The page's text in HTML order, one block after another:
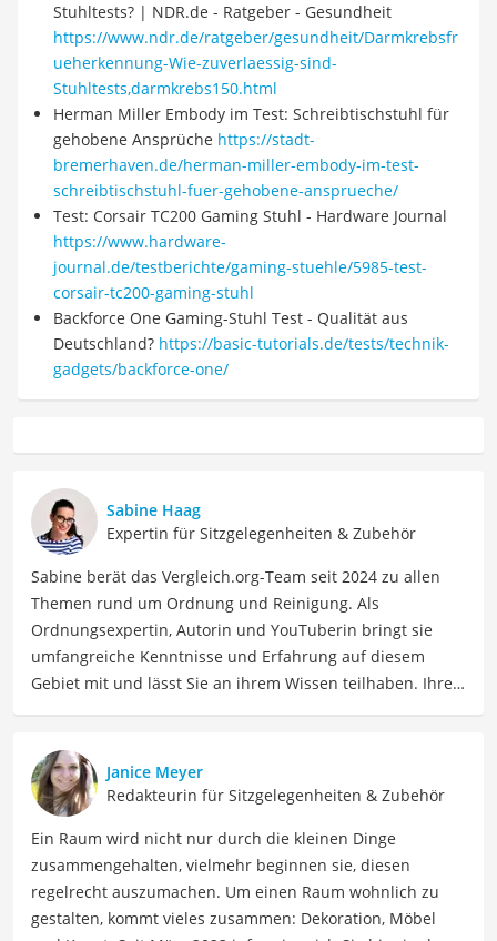
Stuhltests? | NDR.de - Ratgeber - Gesundheit
https://www.ndr.de/ratgeber/gesundheit/Darmkrebsfr
ueherkennung-Wie-zuverlaessig-sind-
Stuhltests,darmkrebs150.html
Herman Miller Embody im Test: Schreibtischstuhl für
gehobene Ansprüche https://stadt-
bremerhaven.de/herman-miller-embody-im-test-
schreibtischstuhl-fuer-gehobene-ansprueche/
Test: Corsair TC200 Gaming Stuhl - Hardware Journal
https://www.hardware-
journal.de/testberichte/gaming-stuehle/5985-test-
corsair-tc200-gaming-stuhl
Backforce One Gaming-Stuhl Test - Qualität aus
Deutschland? https://basic-tutorials.de/tests/technik-
gadgets/backforce-one/
Sabine Haag
Expertin für Sitzgelegenheiten & Zubehör
Sabine berät das Vergleich.org-Team seit 2024 zu allen
Themen rund um Ordnung und Reinigung. Als
Ordnungsexpertin, Autorin und YouTuberin bringt sie
umfangreiche Kenntnisse und Erfahrung auf diesem
Gebiet mit und lässt Sie an ihrem Wissen teilhaben. Ihre
als Expertin bei Vergleichen zu den Themen
Wohnungsreinigung, Haushaltszubehör, Vorrat und
Aufbewahrung, Textilpflege, Wäsche und Bügeln. In ihrer
Freizeit ordnet Sabine nicht nur ihren eigenen Haushalt,
sondern liest auch sehr gern. Wenn sie auf einem Gebiet
keine minimalistische Neigung hat, dann bei Büchern.
Der Korbstuhl-Vergleich ist aus unserer Sicht besonders
Janice Meyer
Redakteurin für Sitzgelegenheiten & Zubehör
Ein Raum wird nicht nur durch die kleinen Dinge
zusammengehalten, vielmehr beginnen sie, diesen
regelrecht auszumachen. Um einen Raum wohnlich zu
gestalten, kommt vieles zusammen: Dekoration, Möbel